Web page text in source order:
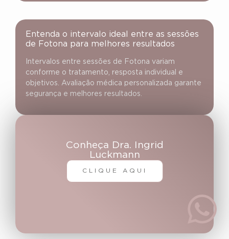
Entenda o intervalo ideal entre as sessões
de Fotona para melhores resultados
Intervalos entre sessões de Fotona variam
conforme o tratamento, resposta individual e
objetivos. Avaliação médica personalizada garante
segurança e melhores resultados.
Conheça Dra. Ingrid
Luckmann
CLIQUE AQUI